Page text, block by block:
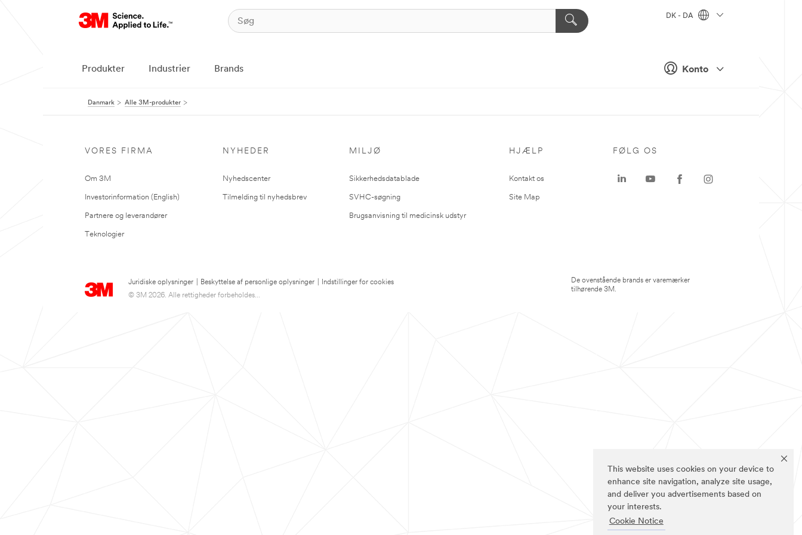
This website uses cookies on your device to
enhance site navigation, analyze site usage,
and deliver you advertisements based on
your interests.
Cookie Notice
Konto
DK - DA
Produkter Industrier Brands
Danmark Alle 3M-produkter
VORES FIRMA
Om 3M
Investorinformation (English)
Partnere og leverandører
Teknologier
NYHEDER
Nyhedscenter
Tilmelding til nyhedsbrev
MILJØ
Sikkerhedsdatablade
SVHC-søgning
Brugsanvisning til medicinsk udstyr
HJÆLP
Kontakt os
Site Map
Juridiske oplysninger Beskyttelse af personlige oplysninger
Indstillinger for cookies
© 3M 2026. Alle rettigheder forbeholdes...
FØLG OS
De ovenstående brands er varemærker
tilhørende 3M.